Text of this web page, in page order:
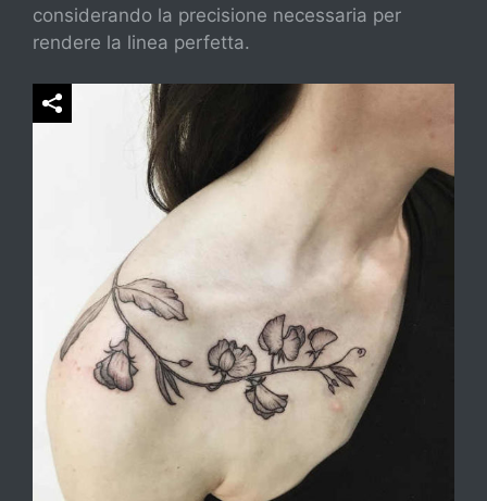
considerando la precisione necessaria per
rendere la linea perfetta.